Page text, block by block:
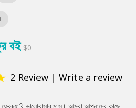
বই $0
2 Review | Write a review